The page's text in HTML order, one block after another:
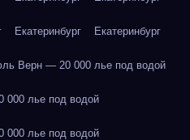
Екатеринбург Екатеринбург
Верн — 20 000 лье под водой
лье под водой
лье под водой